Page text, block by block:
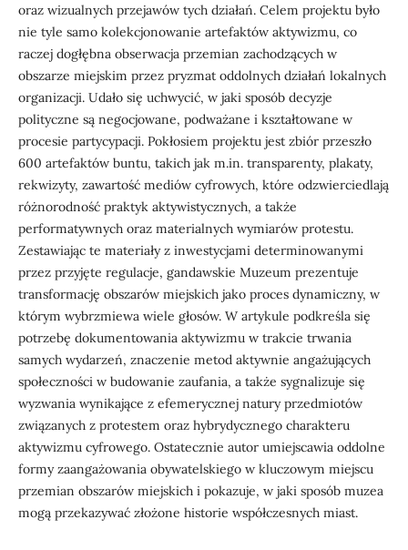
oraz wizualnych przejawów tych działań. Celem projektu było
nie tyle samo kolekcjonowanie artefaktów aktywizmu, co
raczej dogłębna obserwacja przemian zachodzących w
obszarze miejskim przez pryzmat oddolnych działań lokalnych
organizacji. Udało się uchwycić, w jaki sposób decyzje
polityczne są negocjowane, podważane i kształtowane w
procesie partycypacji. Pokłosiem projektu jest zbiór przeszło
600 artefaktów buntu, takich jak m.in. transparenty, plakaty,
rekwizyty, zawartość mediów cyfrowych, które odzwierciedlają
różnorodność praktyk aktywistycznych, a także
performatywnych oraz materialnych wymiarów protestu.
Zestawiając te materiały z inwestycjami determinowanymi
przez przyjęte regulacje, gandawskie Muzeum prezentuje
transformację obszarów miejskich jako proces dynamiczny, w
którym wybrzmiewa wiele głosów. W artykule podkreśla się
potrzebę dokumentowania aktywizmu w trakcie trwania
samych wydarzeń, znaczenie metod aktywnie angażujących
społeczności w budowanie zaufania, a także sygnalizuje się
wyzwania wynikające z efemerycznej natury przedmiotów
związanych z protestem oraz hybrydycznego charakteru
aktywizmu cyfrowego. Ostatecznie autor umiejscawia oddolne
formy zaangażowania obywatelskiego w kluczowym miejscu
przemian obszarów miejskich i pokazuje, w jaki sposób muzea
mogą przekazywać złożone historie współczesnych miast.